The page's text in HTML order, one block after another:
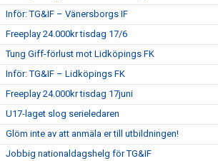
Inför: TG&IF – Vänersborgs IF
Freeplay 24.000kr tisdag 17/6
Tung Giff-förlust mot Lidköpings FK
Inför: TG&IF – Lidköpings FK
Freeplay 24.000kr tisdag 17juni
U17-laget slog serieledaren
Glöm inte av att anmäla er till utbildningen!
Jobbig nationaldagshelg för TG&IF